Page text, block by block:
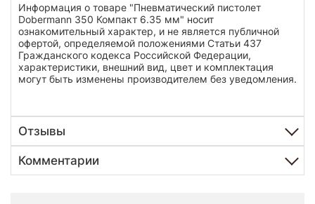
Информация о товаре "Пневматический пистолет
Dobermann 350 Компакт 6.35 мм" носит
ознакомительный характер, и не является публичной
офертой, определяемой положениями Статьи 437
Гражданского кодекса Российской Федерации,
характеристики, внешний вид, цвет и комплектация
могут быть изменены производителем без уведомления.
Отзывы
Комментарии